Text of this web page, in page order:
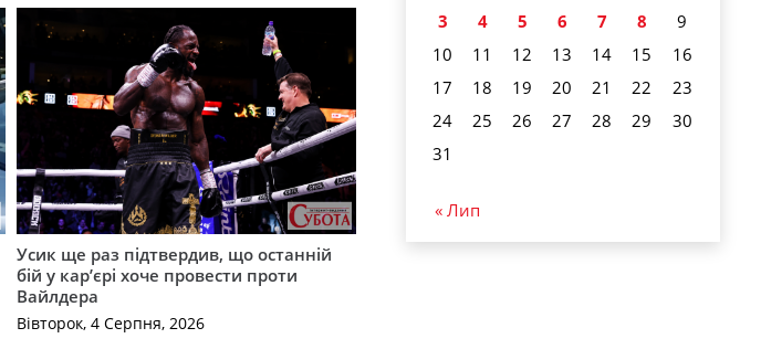
Усик ще раз підтвердив, що останній
бій у кар’єрі хоче провести проти
Вайлдера
Вівторок, 4 Серпня, 2026
3
4 5 6 7 8
9
10
11 12 13 14 15
16
17
18 19 20 21 22
23
24
25 26 27 28 29
30
31
« Лип